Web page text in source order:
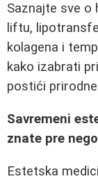
Saznajte sve o
liftu,
kolagena i
kako izabrati
postići
Savremeni
znate pre
Estetska